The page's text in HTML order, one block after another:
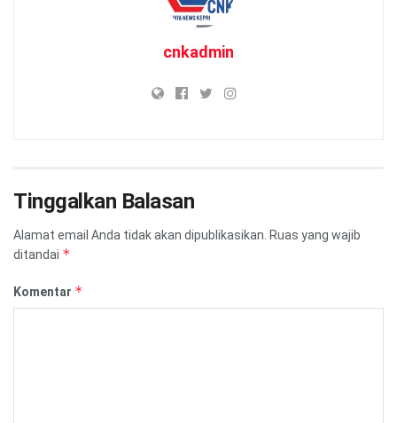
cnkadmin
Tinggalkan Balasan
Alamat email Anda tidak akan dipublikasikan. Ruas yang wajib
ditandai *
Komentar *